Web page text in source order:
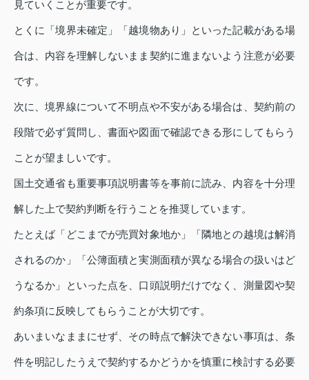
見ていくことが重要です。
とくに「境界未確定」「越境物あり」といった記載がある場
合は、内容を理解しないまま契約に進まないよう注意が必要
です。
次に、境界線について不明点や不安がある場合は、契約前の
段階で必ず質問し、書面や図面で確認できる形にしてもらう
ことが望ましいです。
国土交通省も重要事項説明書等を事前に読み、内容を十分理
解した上で契約判断を行うことを推奨しています。
たとえば「どこまでが売買対象地か」「隣地との越境は解消
されるのか」「公簿面積と実測面積が異なる場合の扱いはど
うなるか」といった点を、口頭説明だけでなく、測量図や契
約条項に反映してもらうことが大切です。
あいまいなままにせず、その時点で解決できない事項は、条
件を明記したうえで契約するかどうかを慎重に検討する必要